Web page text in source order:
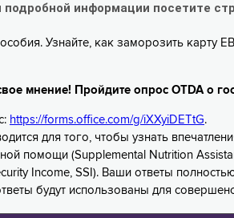
подробной информации посетите
Узнайте, как заморозить карту
мнение! Пройдите опрос OTDA о
https://forms.office.com/g/iXXyiDETtG.
для того, чтобы узнать
помощи (Supplemental Nutrition
Income, SSI). Ваши ответы
будут использованы для